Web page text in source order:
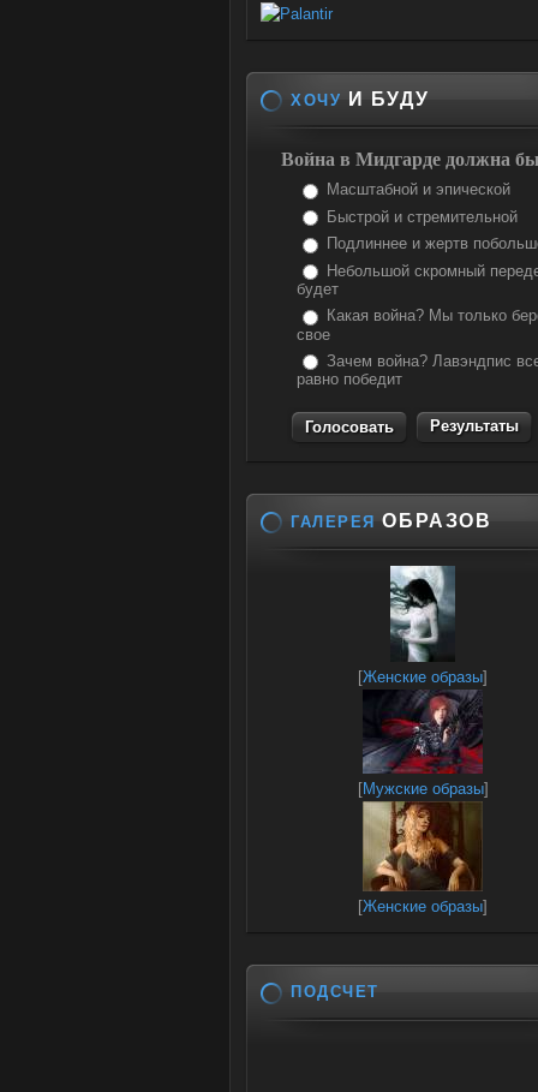
ХОЧУ И БУДУ
Война в Мидгарде должна
Масштабной и эпической
Быстрой и стремительной
Подлиннее и жертв
Небольшой скромный
будет
Какая война? Мы только
свое
Зачем война? Лавэндпис
равно победит
Результаты
ГАЛЕРЕЯ ОБРАЗОВ
[Женские образы]
[Мужские образы]
[Женские образы]
ПОДСЧЕТ